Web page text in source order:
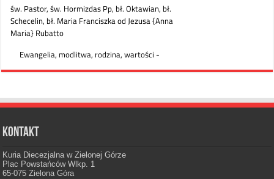
Kontakt
Kuria Diecezjalna w Zielonej Górze
Plac Powstańców Wlkp. 1
65-075 Zielona Góra